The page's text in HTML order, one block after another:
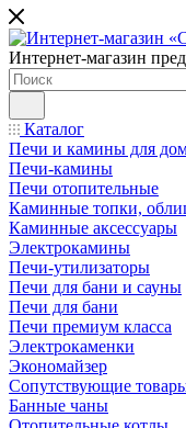
Интернет-магазин
Каталог
Печи и камины для
Печи-камины
Печи отопительные
Каминные топки,
Каминные аксессуары
Электрокамины
Печи-утилизаторы
Печи для бани и сауны
Печи для бани
Печи премиум класса
Электрокаменки
Экономайзер
Сопутствующие
Банные чаны